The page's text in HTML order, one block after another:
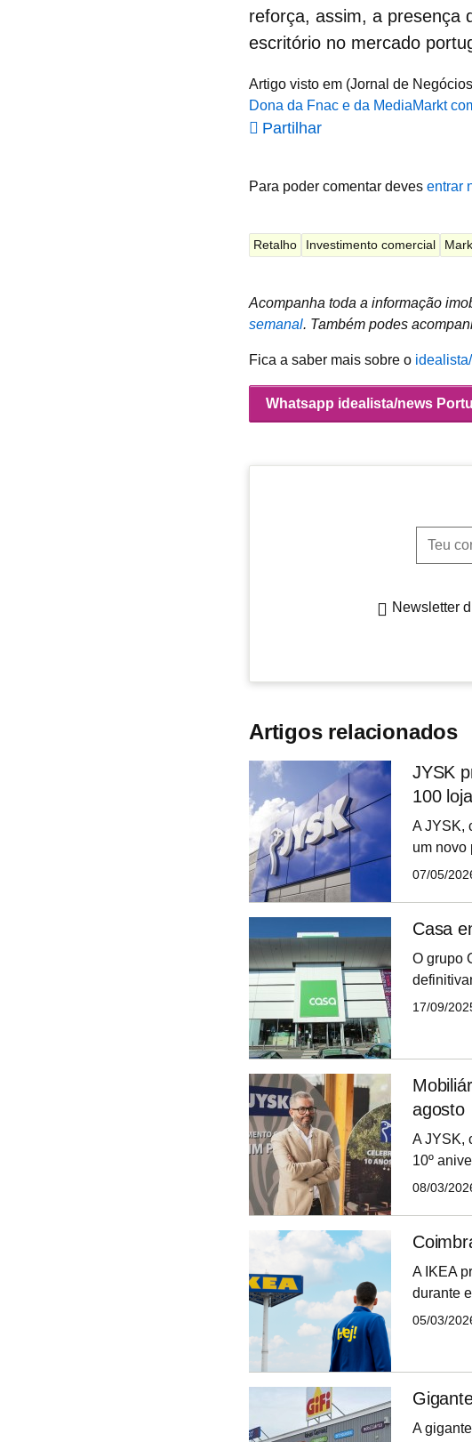
reforça, assim, a presença
escritório no mercado
Artigo visto em (Jornal de
Dona da Fnac e da MediaMarkt
Partilhar
Para poder comentar deves entrar
Retalho Investimento comercial
Acompanha toda a informação
semanal. Também podes
Fica a saber mais sobre o
Whatsapp idealista/news
Teu
Newsletter
Artigos relacionados
JYSK
100
A JYSK,
um novo
passa
07/05/
Casa
O grupo
17/09/
agosto
A JYSK,
10º
08/03/
A IKEA
durante
última
05/03/
A